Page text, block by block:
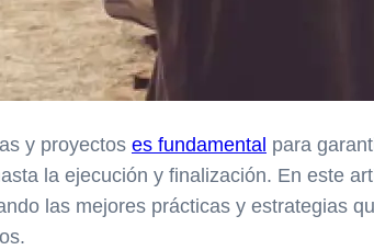
y proyectos es fundamental para
la ejecución y finalización. En este
las mejores prácticas y estrategias